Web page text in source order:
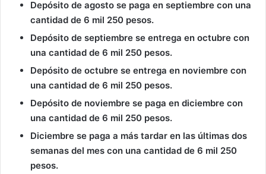
Depósito de agosto se paga en septiembre con una
cantidad de 6 mil 250 pesos.
Depósito de septiembre se entrega en octubre con
una cantidad de 6 mil 250 pesos.
Depósito de octubre se entrega en noviembre con
una cantidad de 6 mil 250 pesos.
Depósito de noviembre se paga en diciembre con
una cantidad de 6 mil 250 pesos.
Diciembre se paga a más tardar en las últimas dos
semanas del mes con una cantidad de 6 mil 250
pesos.